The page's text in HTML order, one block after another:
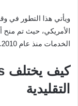
ويأتي هذا التطور في
الأمريكي، حيث تم
الخدمات منذ عام 2010.
التقليدية